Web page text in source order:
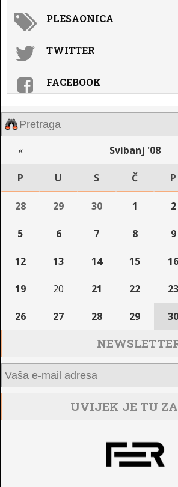
PLESAONICA
TWITTER
FACEBOOK
« Svibanj '08
P U S Č P
28 29 30 1 2
5 6 7 8 9
12 13 14 15 16
19 20 21 22 23
26 27 28 29 30
UVIJEK JE TU